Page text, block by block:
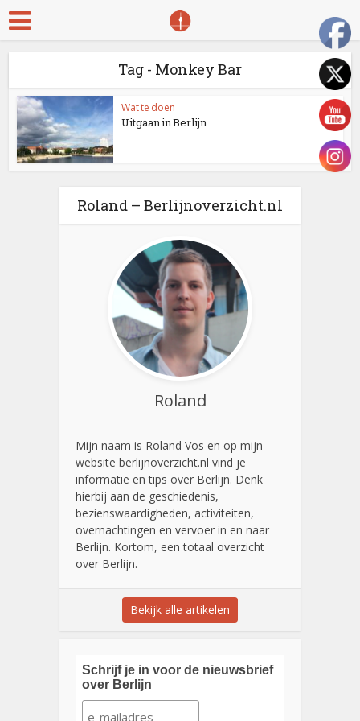
Tag - Monkey Bar
Wat te doen
Uitgaan in Berlijn
Roland – Berlijnoverzicht.nl
Roland
Mijn naam is Roland Vos en op mijn
website berlijnoverzicht.nl vind je
informatie en tips over Berlijn. Denk
hierbij aan de geschiedenis,
bezienswaardigheden, activiteiten,
overnachtingen en vervoer in en naar
Berlijn. Kortom, een totaal overzicht
over Berlijn.
Bekijk alle artikelen
Schrijf je in voor de nieuwsbrief
over Berlijn